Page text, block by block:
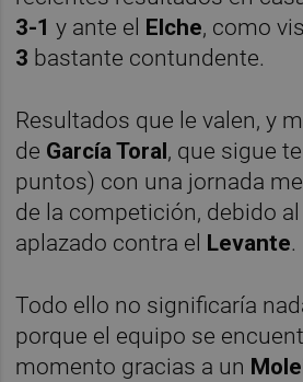
3-1 y ante el Elche, como
3 bastante contundente.
Resultados que le valen, y
de García Toral, que sigue
puntos) con una jornada
de la competición, debido
aplazado contra el Levante.
Todo ello no significaría
porque el equipo se
momento gracias a un